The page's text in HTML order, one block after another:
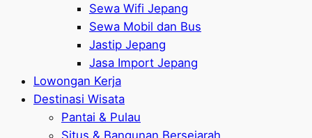
Sewa Wifi Jepang
Sewa Mobil dan Bus
Jastip Jepang
Jasa Import Jepang
Lowongan Kerja
Destinasi Wisata
Pantai & Pulau
Situs & Bangunan Bersejarah